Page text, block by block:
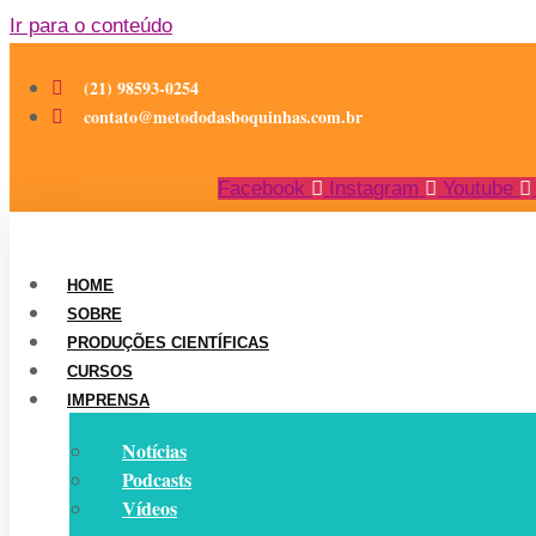
Ir para o conteúdo
(21) 98593-0254
contato@metododasboquinhas.com.br
Facebook Instagram Youtube
HOME
SOBRE
PRODUÇÕES CIENTÍFICAS
CURSOS
IMPRENSA
Notícias
Podcasts
Vídeos